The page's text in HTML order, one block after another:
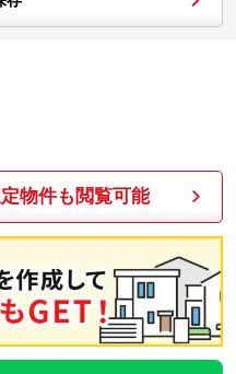
物件も閲覧可能